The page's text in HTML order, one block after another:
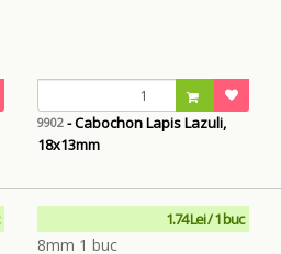
9902- Cabochon Lapis Lazuli,
18x13mm
1.74 Lei / 1 buc